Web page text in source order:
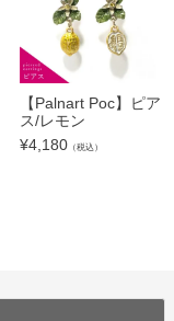
【Palnart Poc】ピア
ス/レモン
¥4,180（税込）